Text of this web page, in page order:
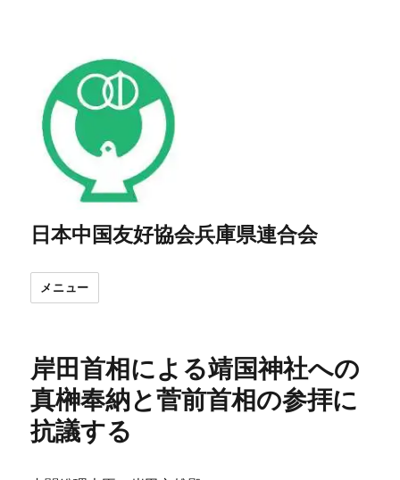
日本中国友好協会兵庫県連合会
メニュー
岸田首相による靖国神社への
真榊奉納と菅前首相の参拝に
抗議する